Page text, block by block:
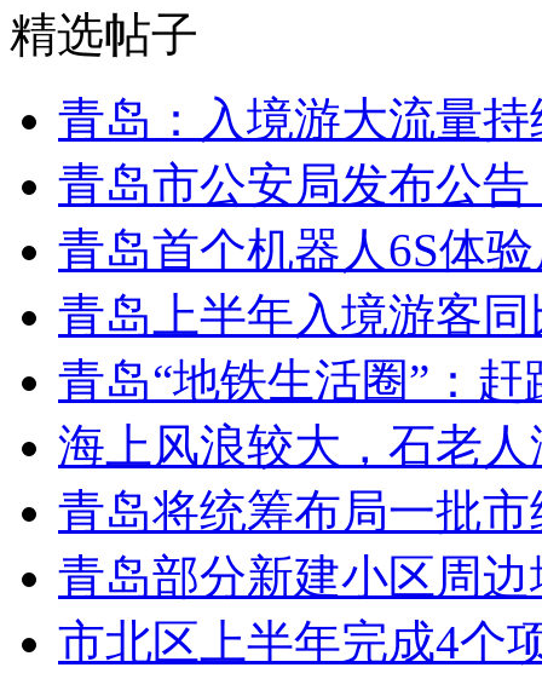
精选帖子
青岛：入境游大流量
青岛市公安局发布公
青岛首个机器人6S体
青岛上半年入境游客同
青岛“地铁生活圈”：赶
海上风浪较大，石老
青岛将统筹布局一批市
青岛部分新建小区周
市北区上半年完成4个